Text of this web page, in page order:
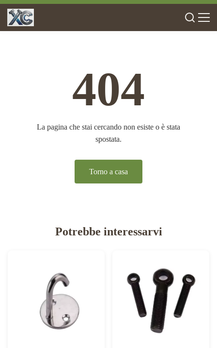
404
La pagina che stai cercando non esiste o è stata
spostata.
Torno a casa
Potrebbe interessarvi